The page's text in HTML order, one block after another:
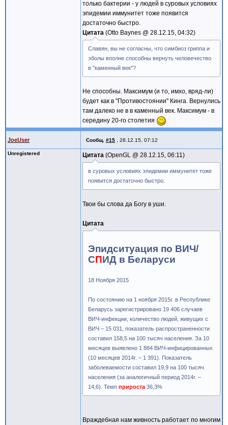
только бактерии - у людей в суровых условиях
эпидемии иммунитет тоже появится
достаточно быстро.
Цитата Otto Baynes @ 28.12.15, 04:32
Славян, вы не согласны, что симбиоз гриппа и
эболы вполне способны вернуть человечество
в "каменный век"?
Не способны. Максимум (и то, имхо, вряд-ли)
будет как в "Противостоянии" Кинга. Вернулись
там далеко не в в каменный век. Максимум - в
середину 20-го столетия
JoeUser Сообщ. #15 28.12.15, 07:12
Unregistered Цитата OpenGL @ 28.12.15, 06:11
в суровых условиях эпидемии иммунитет тоже
появится достаточно быстро.
Твои бы слова да Богу в уши.
Цитата
Эпидситуация по ВИЧ/
СПИД в Беларуси
18 Ноября 2015
По состоянию на 1 ноября 2015г. в Республике
Беларусь зарегистрировано 19 406 случаев
ВИЧ-инфекции, количество людей, живущих с
ВИЧ – 15 031, показатель распространенности
составил 158,5 на 100 тысяч населения. За 10
месяцев выявлено 1 884 ВИЧ-инфицированных
(10 месяцев 2014г. – 1 391). Показатель
заболеваемости составил 19,9 на 100 тысяч
населения (за аналогичный период 2014г. –
14,6). Темп прироста 36,3%
Враждебная нам живность работает по многим